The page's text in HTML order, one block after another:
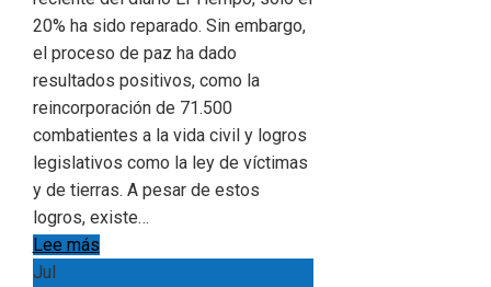
20% ha sido reparado. Sin embargo,
el proceso de paz ha dado
resultados positivos, como la
reincorporación de 71.500
combatientes a la vida civil y logros
legislativos como la ley de víctimas
y de tierras. A pesar de estos
logros, existe…
Lee más
Jul